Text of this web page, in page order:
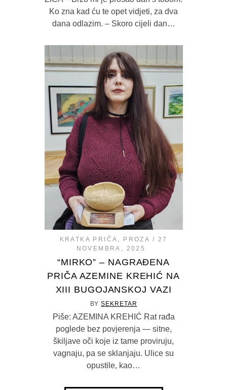
ŽICA – Brzo mi je prošao dan s tobom.
Ko zna kad ću te opet vidjeti, za dva
KRATKA PRIČA, PROZA
“MIRKO” – NAGRAĐENA
PRIČA AZEMINE KREHIĆ NA
BY SEKRETAR
Piše: AZEMINA KREHIĆ Rat rađa
poglede bez povjerenja — sitne,
škiljave oči koje iz tame proviruju,
vagnaju, pa se sklanjaju. Ulice su